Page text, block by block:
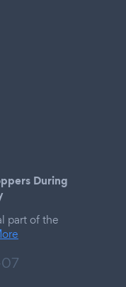
During
part of the